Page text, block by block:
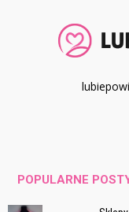
POPULARNE